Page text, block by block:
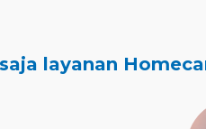
layanan